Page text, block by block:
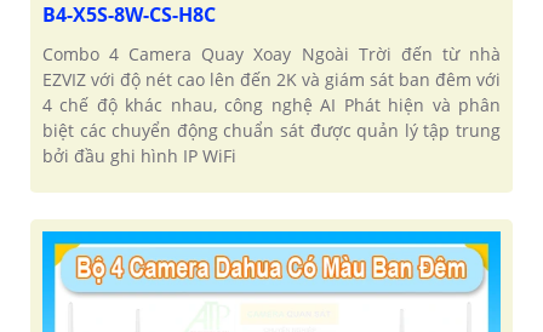
B4-X5S-8W-CS-H8C
Combo 4 Camera Quay Xoay Ngoài Trời đến từ nhà
EZVIZ với độ nét cao lên đến 2K và giám sát ban đêm với
4 chế độ khác nhau, công nghệ AI Phát hiện và phân
biệt các chuyển động chuẩn sát được quản lý tập trung
bởi đầu ghi hình IP WiFi